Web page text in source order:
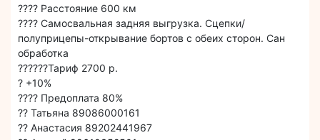
???? Расстояние 600 км
???? Самосвальная задняя выгрузка. Сцепки/
полуприцепы-открывание бортов с обеих сторон. Сан
обработка
??????Тариф 2700 р.
? +10%
???? Предоплата 80%
?? Татьяна 89086000161
?? Анастасия 89202441967